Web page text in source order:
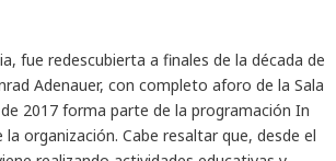
fue redescubierta a finales de la década de
Adenauer, con completo aforo de la Sala
2017 forma parte de la programación In
organización. Cabe resaltar que, desde el